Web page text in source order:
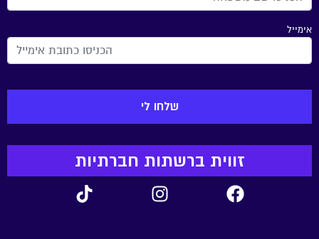
אימייל
זווית ברשתות חברתיות